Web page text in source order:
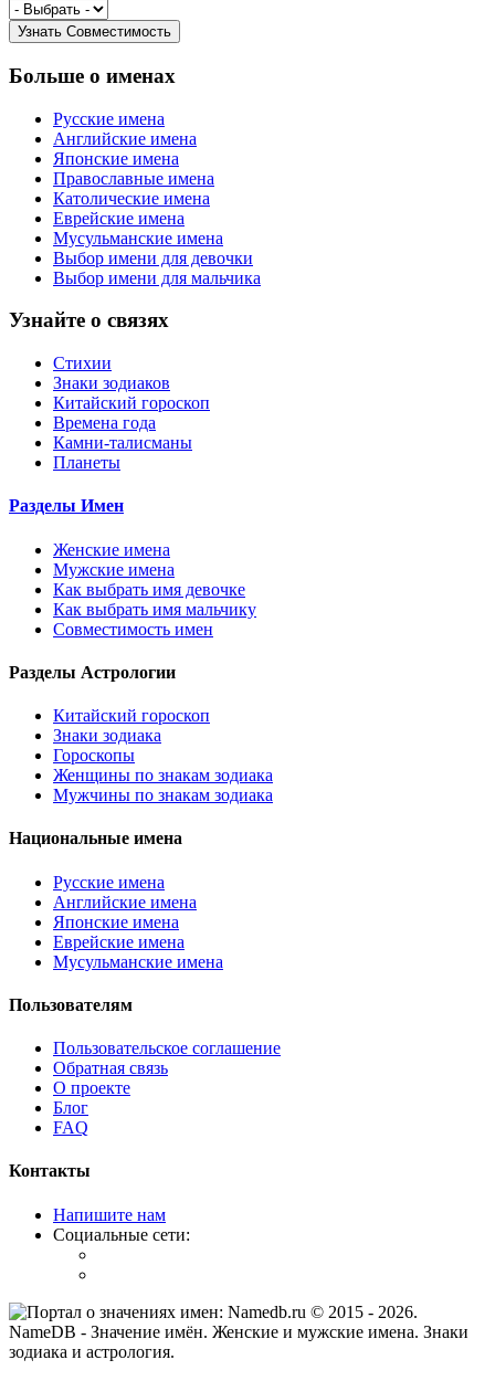
Больше о именах
Русские имена
Английские имена
Японские имена
Православные имена
Католические имена
Еврейские имена
Мусульманские имена
Выбор имени для девочки
Выбор имени для мальчика
Узнайте о связях
Стихии
Знаки зодиаков
Китайский гороскоп
Времена года
Камни-талисманы
Планеты
Разделы Имен
Женские имена
Мужские имена
Как выбрать имя девочке
Как выбрать имя мальчику
Совместимость имен
Разделы Астрологии
Китайский гороскоп
Знаки зодиака
Гороскопы
Женщины по знакам зодиака
Мужчины по знакам зодиака
Национальные имена
Русские имена
Английские имена
Японские имена
Еврейские имена
Мусульманские имена
Пользователям
Пользовательское соглашение
Обратная связь
О проекте
Блог
FAQ
Контакты
Напишите нам
Социальные сети:
© 2015 - 2026.
NameDB - Значение имён. Женские и мужские имена. Знаки
зодиака и астрология.